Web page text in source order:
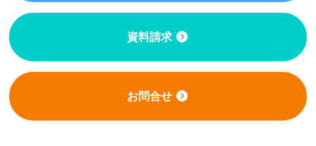
資料請求
お問合せ